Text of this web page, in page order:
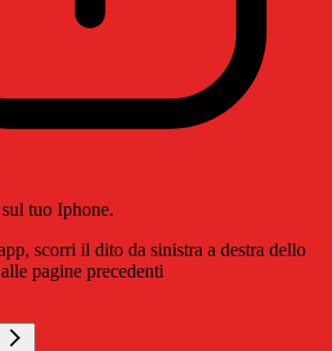
tuo Iphone.
scorri il dito da sinistra a destra dello
pagine precedenti